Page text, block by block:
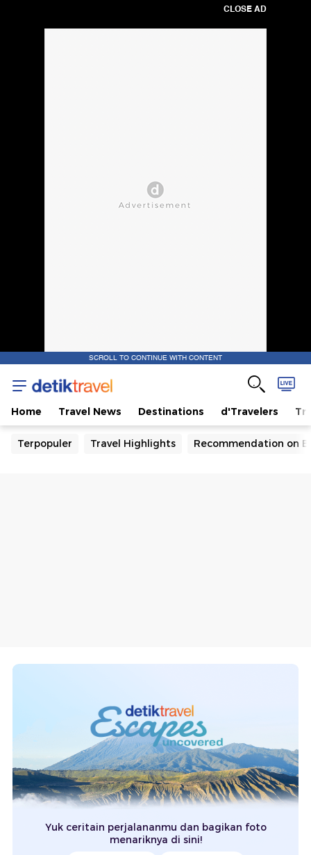
CLOSE AD
SCROLL TO CONTINUE WITH CONTENT
Home Travel News Destinations d'Travelers
Terpopuler Travel Highlights Recommendation on
Yuk ceritain perjalananmu dan bagikan foto
menariknya di sini!